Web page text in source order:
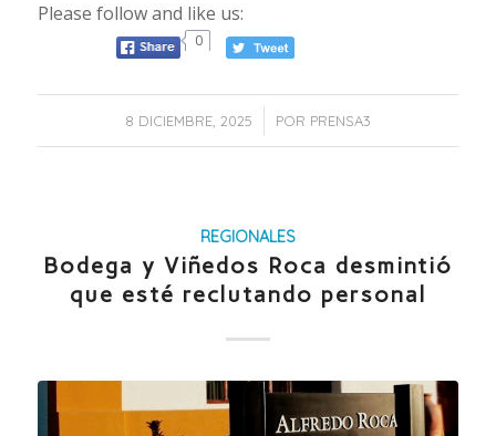
Please follow and like us:
0
8 DICIEMBRE, 2025
/ POR PRENSA3
REGIONALES
Bodega y Viñedos Roca desmintió
que esté reclutando personal